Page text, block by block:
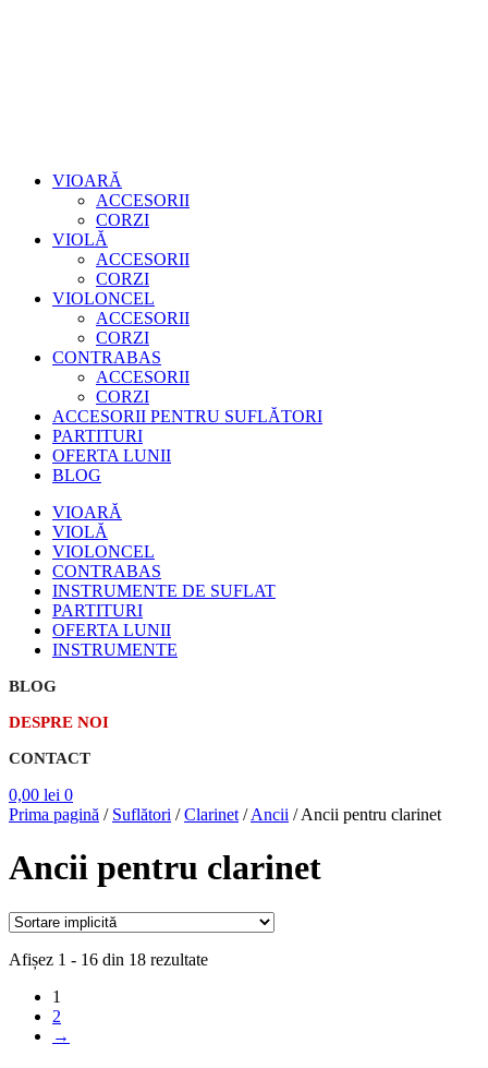
VIOARĂ
ACCESORII
CORZI
VIOLĂ
ACCESORII
CORZI
VIOLONCEL
ACCESORII
CORZI
CONTRABAS
ACCESORII
CORZI
ACCESORII PENTRU SUFLĂTORI
PARTITURI
OFERTA LUNII
BLOG
VIOARĂ
VIOLĂ
VIOLONCEL
CONTRABAS
INSTRUMENTE DE SUFLAT
PARTITURI
OFERTA LUNII
INSTRUMENTE
BLOG
DESPRE NOI
CONTACT
0,00 lei 0
Prima pagină / Suflători /Clarinet /Ancii /Ancii pentru clarinet
Ancii pentru clarinet
Afișez 1 - 16 din 18 rezultate
1
2
→